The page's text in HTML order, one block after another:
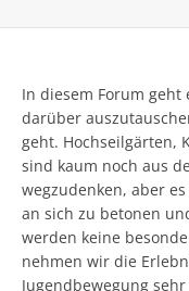
In diesem Forum
darüber
geht. Hochseilgärten,
sind kaum noch aus
wegzudenken, aber
an sich zu betonen
werden keine
nehmen wir die
Jugendbewegung